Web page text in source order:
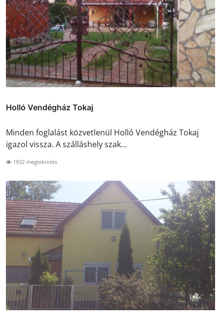
Holló Vendégház Tokaj
Minden foglalást közvetlenül Holló Vendégház Tokaj
igazol vissza. A szálláshely szak...
1932 megtekintés